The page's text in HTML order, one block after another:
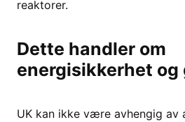
reaktorer.
Dette handler om
energisikkerhet og
UK kan ikke være avhengig av